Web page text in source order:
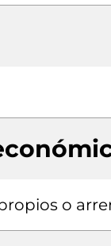
o